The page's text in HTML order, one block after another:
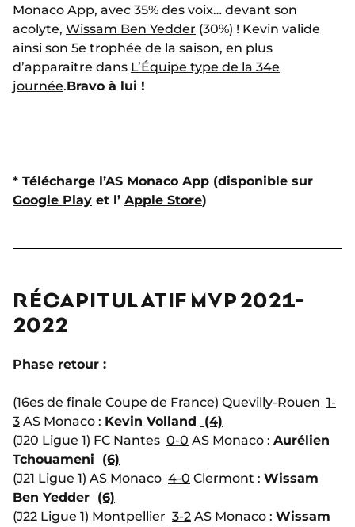
Monaco App, avec 35% des voix… devant son
acolyte, Wissam Ben Yedder (30%) ! Kevin valide
ainsi son 5e trophée de la saison, en plus
d’apparaître dans L’Équipe type de la 34e
journée.Bravo à lui !
* Télécharge l’AS Monaco App (disponible sur
Google Play et l’ Apple Store)
RÉCAPITULATIF MVP 2021-
2022
Phase retour :
(16es de finale Coupe de France) Quevilly-Rouen 1-
3 AS Monaco : Kevin Volland
(4)
(J20 Ligue 1) FC Nantes 0-0 AS Monaco : Aurélien
Tchouameni (6)
(J21 Ligue 1) AS Monaco 4-0 Clermont : Wissam
Ben Yedder (6)
(J22 Ligue 1) Montpellier 3-2 AS Monaco : Wissam